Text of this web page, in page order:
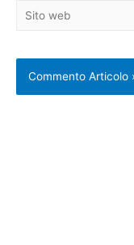
Sito